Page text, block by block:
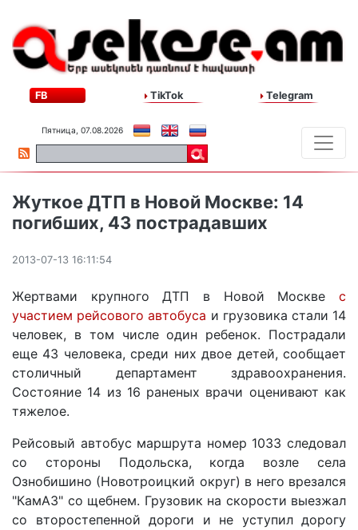
FB TikTok Telegram
Пятница, 07.08.2026
Жуткое ДТП в Новой Москве: 14
погибших, 43 пострадавших
2013-07-13 16:11:54
Жертвами крупного ДТП в Новой Москве с
участием рейсового автобуса и грузовика стали 14
человек, в том числе один ребенок. Пострадали
еще 43 человека, среди них двое детей, сообщает
столичный департамент здравоохранения.
Состояние 14 из 16 раненых врачи оценивают как
тяжелое.
Рейсовый автобус маршрута номер 1033 следовал
со стороны Подольска, когда возле села
Ознобишино (Новотроицкий округ) в него врезался
"КамАЗ" со щебнем. Грузовик на скорости выезжал
со второстепенной дороги и не уступил дорогу